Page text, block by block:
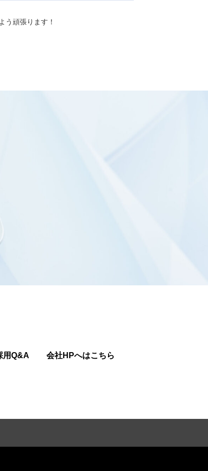
う頑張ります！
用Q&A 会社HPへはこちら